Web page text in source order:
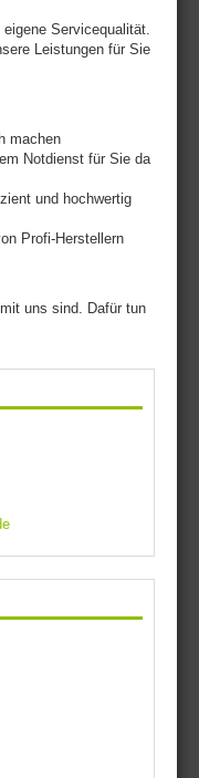
Servicequalität.
Leistungen für Sie
machen
Notdienst für Sie da
und hochwertig
Profi-Herstellern
uns sind. Dafür tun